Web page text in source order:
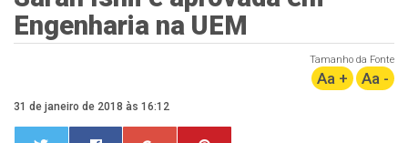
Engenharia na UEM
Tamanho da Fonte
Aa + Aa -
31 de janeiro de 2018 às 16:12